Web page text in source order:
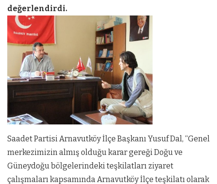
değerlendirdi.
Saadet Partisi Arnavutköy İlçe Başkanı Yusuf Dal, “Genel
merkezimizin almış olduğu karar gereği Doğu ve
Güneydoğu bölgelerindeki teşkilatları ziyaret
çalışmaları kapsamında Arnavutköy İlçe teşkilatı olarak